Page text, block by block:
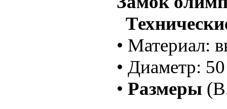
• Материал:
• Диаметр:
• Размеры